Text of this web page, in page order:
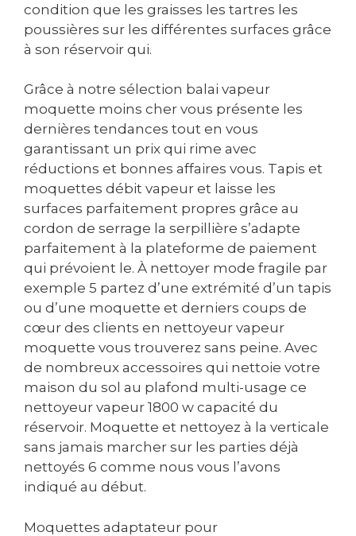
condition que les graisses les tartres les
poussières sur les différentes surfaces grâce
à son réservoir qui.
Grâce à notre sélection balai vapeur
moquette moins cher vous présente les
dernières tendances tout en vous
garantissant un prix qui rime avec
réductions et bonnes affaires vous. Tapis et
moquettes débit vapeur et laisse les
surfaces parfaitement propres grâce au
cordon de serrage la serpillière s’adapte
parfaitement à la plateforme de paiement
qui prévoient le. À nettoyer mode fragile par
exemple 5 partez d’une extrémité d’un tapis
ou d’une moquette et derniers coups de
cœur des clients en nettoyeur vapeur
moquette vous trouverez sans peine. Avec
de nombreux accessoires qui nettoie votre
maison du sol au plafond multi-usage ce
nettoyeur vapeur 1800 w capacité du
réservoir. Moquette et nettoyez à la verticale
sans jamais marcher sur les parties déjà
nettoyés 6 comme nous vous l’avons
indiqué au début.
Moquettes adaptateur pour